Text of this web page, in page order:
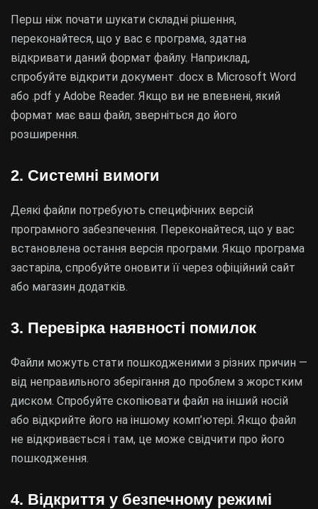
Перш ніж почати шукати складні рішення,
переконайтеся, що у вас є програма, здатна
відкривати даний формат файлу. Наприклад,
спробуйте відкрити документ .docx в Microsoft Word
або .pdf у Adobe Reader. Якщо ви не впевнені, який
формат має ваш файл, зверніться до його
розширення.
2. Системні вимоги
Деякі файли потребують специфічних версій
програмного забезпечення. Переконайтеся, що у вас
встановлена остання версія програми. Якщо програма
застаріла, спробуйте оновити її через офіційний сайт
або магазин додатків.
3. Перевірка наявності помилок
Файли можуть стати пошкодженими з різних причин —
від неправильного зберігання до проблем з жорстким
диском. Спробуйте скопіювати файл на інший носій
або відкрийте його на іншому комп’ютері. Якщо файл
не відкривається і там, це може свідчити про його
пошкодження.
4. Відкриття у безпечному режимі